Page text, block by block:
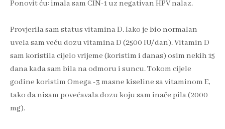
Ponovit ću: imala sam CIN-1 uz negativan HPV nalaz.
Provjerila sam status vitamina D. Iako je bio normalan
uvela sam veću dozu vitamina D (2500 IU/dan). Vitamin D
sam koristila cijelo vrijeme (koristim i danas) osim nekih 15
dana kada sam bila na odmoru i suncu. Tokom cijele
godine koristim Omega -3 masne kiseline sa vitaminom E,
tako da nisam povećavala dozu koju sam inače pila (2000
mg).